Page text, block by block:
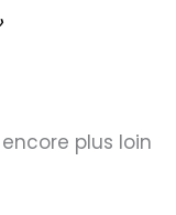
plus loin